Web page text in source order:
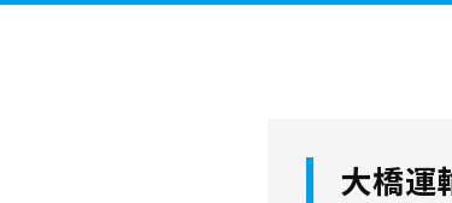
大橋運